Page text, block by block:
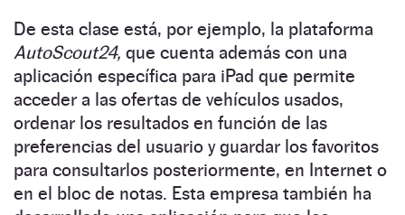
De esta clase está, por ejemplo, la plataforma
AutoScout24, que cuenta además con una
aplicación específica para iPad que permite
acceder a las ofertas de vehículos usados,
ordenar los resultados en función de las
preferencias del usuario y guardar los favoritos
para consultarlos posteriormente, en Internet o
en el bloc de notas. Esta empresa también ha